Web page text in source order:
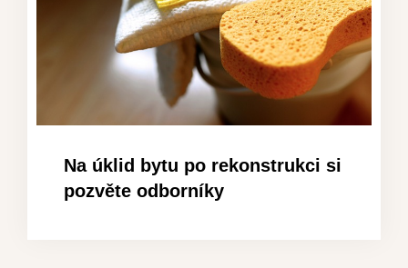
Na úklid bytu po rekonstrukci si
pozvěte odborníky